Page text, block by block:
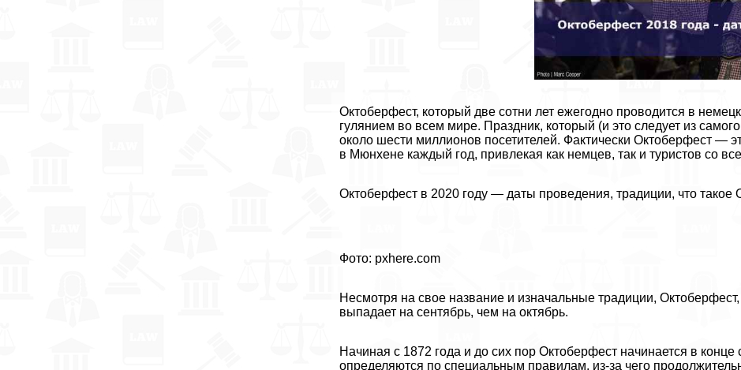
Октоберфест, который две сотни лет ежегодно проводится в
гулянием во всем мире. Праздник, который (и это следует из
около шести миллионов посетителей. Фактически Октоберфест —
в Мюнхене каждый год, привлекая как немцев, так и туристов со
Октоберфест в 2020 году — даты проведения, традиции, что такое
Фото: pxhere.com
Несмотря на свое название и изначальные традиции,
выпадает на сентябрь, чем на октябрь.
Начиная с 1872 года и до сих пор Октоберфест начинается в
определяются по специальным правилам, из-за чего